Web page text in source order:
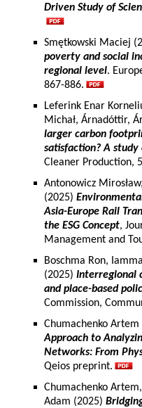
Driven Study of
Smętkowski Maciej
poverty and social
regional level.
867-886.
Leferink Enar
Michał, Árnadóttir,
larger carbon
satisfaction? A
Cleaner Production,
Antonowicz
(2025)
Asia-Europe Rail
the ESG Concept,
Management and
Boschma Ron,
(2025) Interregional
and place-based
Commission,
Chumachenko
Approach to
Networks: From
Qeios preprint.
Chumachenko
Adam (2025)